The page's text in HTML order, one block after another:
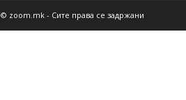
© zoom.mk - Сите права се задржани